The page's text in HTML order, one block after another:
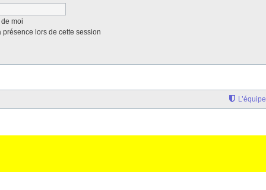
moi
présence lors de cette session
L’équipe